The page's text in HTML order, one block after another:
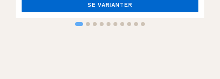
SE VARIANTER